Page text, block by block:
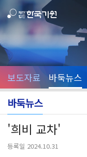
보도자료 바둑뉴스
바둑뉴스
'희비 교차'
등록일 2024.10.31